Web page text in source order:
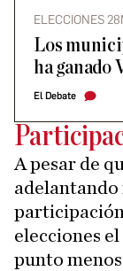
ELECCIONES
Los
ha ganado
El Debate
A pesar de
adelantando
elecciones
punto